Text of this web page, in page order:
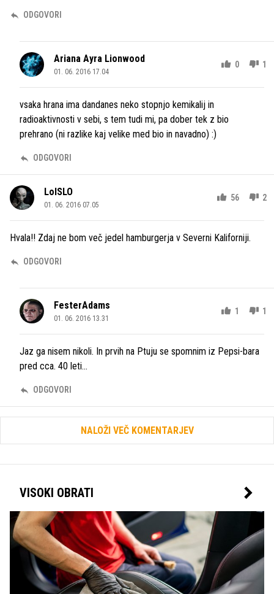
ODGOVORI
Ariana Ayra Lionwood
01. 06. 2016 17.04
0 1
vsaka hrana ima dandanes neko stopnjo kemikalij in
radioaktivnosti v sebi, s tem tudi mi, pa dober tek z bio
prehrano (ni razlike kaj velike med bio in navadno) :)
ODGOVORI
LolSLO
01. 06. 2016 07.05
56 2
Hvala!! Zdaj ne bom več jedel hamburgerja v Severni Kaliforniji.
ODGOVORI
FesterAdams
01. 06. 2016 13.31
1 1
Jaz ga nisem nikoli. In prvih na Ptuju se spomnim iz Pepsi-bara
pred cca. 40 leti...
ODGOVORI
NALOŽI VEČ KOMENTARJEV
VISOKI OBRATI